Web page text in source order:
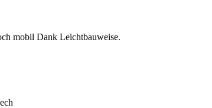
mobil Dank Leichtbauweise.